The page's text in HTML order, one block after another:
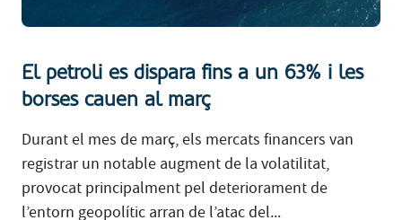
El petroli es dispara fins a un 63% i les
borses cauen al març
Durant el mes de març, els mercats financers van
registrar un notable augment de la volatilitat,
provocat principalment pel deteriorament de
l’entorn geopolític arran de l’atac del...